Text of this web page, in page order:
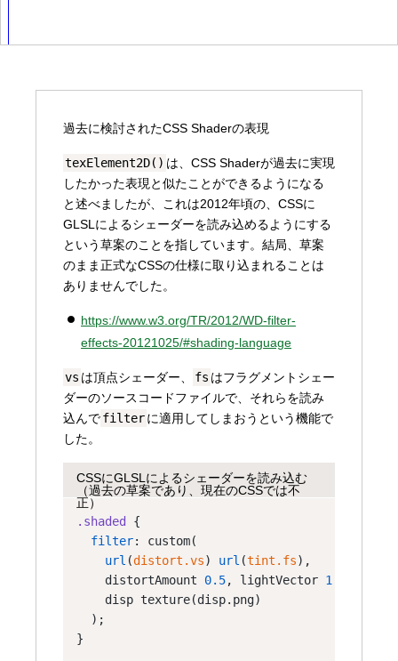
過去に検討されたCSS Shaderの表現
texElement2D() は、CSS Shaderが過去に実現
したかった表現と似たことができるようになる
と述べましたが、これは2012年頃の、CSSに
GLSLによるシェーダーを読み込めるようにする
という草案のことを指しています。結局、草案
のまま正式なCSSの仕様に取り込まれることは
ありませんでした。
https://www.w3.org/TR/2012/WD-filter-
effects-20121025/#shading-language
vs は頂点シェーダー、 fs はフラグメントシェー
ダーのソースコードファイルで、それらを読み
込んでfilterに適用してしまおうという機能で
した。
CSSにGLSLによるシェーダーを読み込む
（過去の草案であり、現在のCSSでは不
正）
.shaded
{
filter: custom(
url (distort.vs) url (tint.fs),
    distortAmount
0.5, lightVector 1.0
    disp texture(disp.png)
  );
}